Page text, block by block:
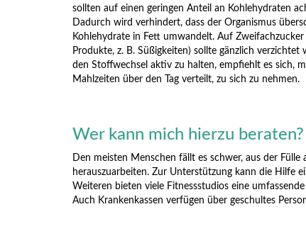
sollten auf einen geringen Anteil an Kohlehydraten
Dadurch wird verhindert, dass der Organismus
Kohlehydrate in Fett umwandelt. Auf
Produkte, z. B. Süßigkeiten) sollte gänzlich verzichtet
den Stoffwechsel aktiv zu halten, empfiehlt es sich,
Mahlzeiten über den Tag verteilt, zu sich zu nehmen.
Wer kann mich hierzu beraten?
Den meisten Menschen fällt es schwer, aus der
herauszuarbeiten. Zur Unterstützung kann die Hilfe
Weiteren bieten viele Fitnessstudios eine
Auch Krankenkassen verfügen über geschultes